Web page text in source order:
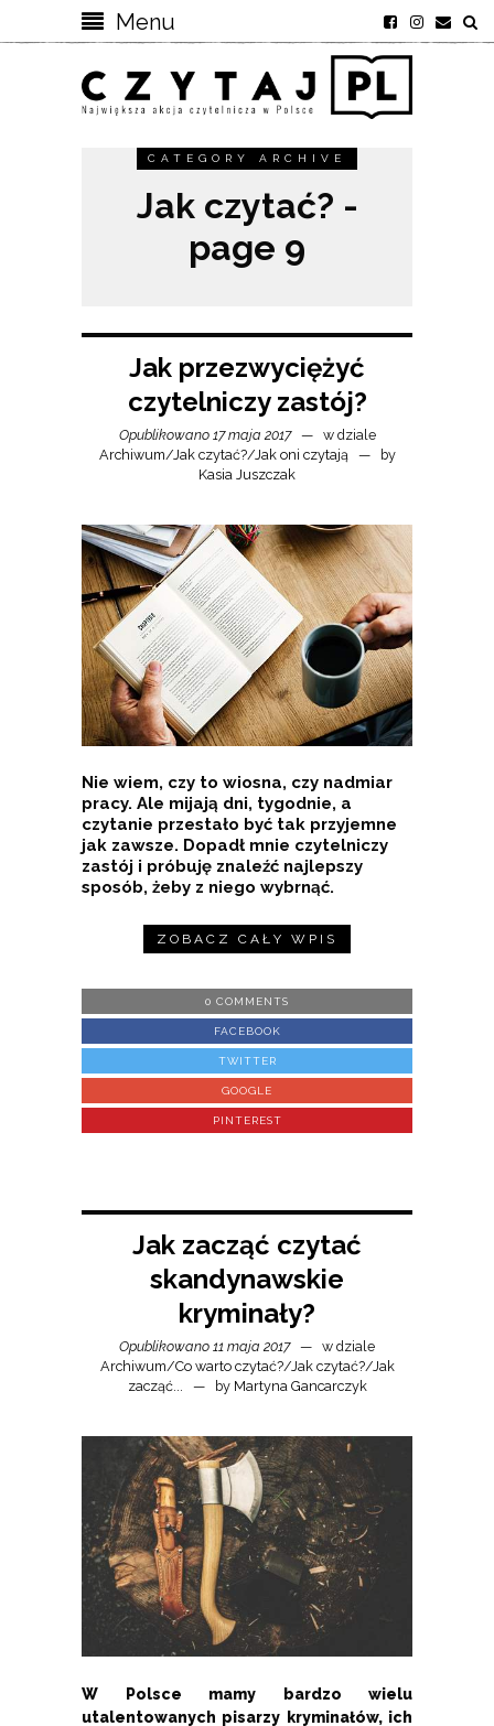
Menu
CATEGORY ARCHIVE
Jak czytać? -
page 9
Jak przezwyciężyć
czytelniczy zastój?
Opublikowano 17 maja 2017
w dziale
Archiwum/Jak czytać?/Jak oni czytają
by
Kasia Juszczak
Nie wiem, czy to wiosna, czy nadmiar
pracy. Ale mijają dni, tygodnie, a
czytanie przestało być tak przyjemne
jak zawsze. Dopadł mnie czytelniczy
zastój i próbuję znaleźć najlepszy
sposób, żeby z niego wybrnąć.
ZOBACZ CAŁY WPIS
0 COMMENTS
FACEBOOK
TWITTER
GOOGLE
PINTEREST
Jak zacząć czytać
skandynawskie
kryminały?
Opublikowano 11 maja 2017
w dziale
Archiwum/Co warto czytać?/Jak czytać?/Jak
zacząć...
by Martyna Gancarczyk
W Polsce mamy bardzo wielu
utalentowanych pisarzy kryminałów, ich